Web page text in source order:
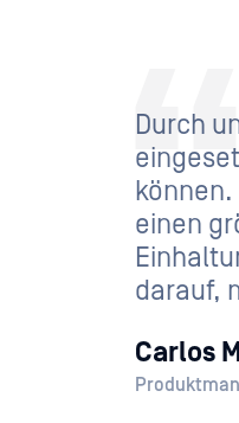
Durch
einen
darauf,
Carlos